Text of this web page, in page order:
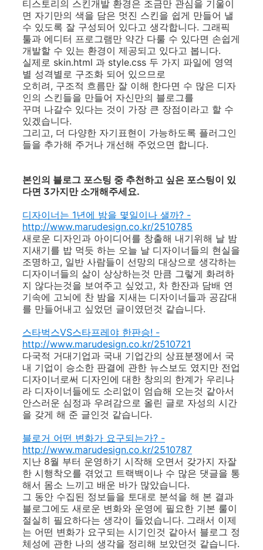
티스토리의 스킨개발 환경은 조금만 관심을 기울이
면 자기만의 색을 담은 멋진 스킨을 쉽게 만들어 낼
수 있도록 잘 구성되어 있다고 생각합니다. 그래픽
툴과 에디터 프로그램만 약간 다룰 수 있다면 손쉽게
개발할 수 있는 환경이 제공되고 있다고 봅니다.
실제로 skin.html 과 style.css 두 가지 파일에 영역
별 성격별로 구조화 되어 있으므로
오히려, 구조적 흐름만 잘 이해 한다면 수 많은 디자
인의 스킨들을 만들어 자신만의 블로그를
꾸며 나갈수 있다는 것이 가장 큰 장점이라고 할 수
있겠습니다.
그리고, 더 다양한 자기표현이 가능하도록 플러그인
들을 추가해 주거나 개선해 주었으면 합니다.
본인의 블로그 포스팅 중 추천하고 싶은 포스팅이 있
다면 3가지만 소개해주세요.
디자이너는 1년에 밤을 몇일이나 샐까? -
http://www.marudesign.co.kr/2510785
새로운 디자인과 아이디어를 창출해 내기위해 날 밤
지새기를 밥 먹듯 하는 오늘 날 디자이너들의 현실을
조명하고, 일반 사람들이 선망의 대상으로 생각하는
디자이너들의 삶이 상상하는것 만큼 그렇게 화려하
지 않다는것을 보여주고 싶었고, 차 한잔과 담배 연
기속에 고뇌에 찬 밤을 지새는 디자이너들과 공감대
를 만들어내고 싶었던 글이였던것 같습니다.
스타벅스VS스타프레야 한판승! -
http://www.marudesign.co.kr/2510721
다국적 거대기업과 국내 기업간의 상표분쟁에서 국
내 기업이 승소한 판결에 관한 뉴스보도 였지만 전업
디자이너로써 디자인에 대한 창의의 한계가 우리나
라 디자이너들에도 소리없이 엄습해 오는것 같아서
안스러운 심정과 우려감으로 올린 글로 자성의 시간
을 갖게 해 준 글인것 같습니다.
블로거 어떤 변화가 요구되는가? -
http://www.marudesign.co.kr/2510787
지난 8월 부터 운영하기 시작해 오면서 갖가지 자잘
한 시행착오를 겪었고 트랙백이나 수 많은 댓글을 통
해서 몸소 느끼고 배운 바가 많았습니다.
그 동안 수집된 정보들을 토대로 분석을 해 본 결과
블로그에도 새로운 변화와 운영에 필요한 기본 룰이
절실히 필요하다는 생각이 들었습니다. 그래서 이제
는 어떤 변화가 요구되는 시기인것 같아서 블로그 정
체성에 관한 나의 생각을 정리해 보았던것 같습니다.